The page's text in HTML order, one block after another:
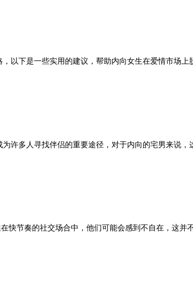
以下是一些实用的建议，帮助内向女生在爱情市场
许多人寻找伴侣的重要途径，对于内向的宅男来说
快节奏的社交场合中，他们可能会感到不自在，这并